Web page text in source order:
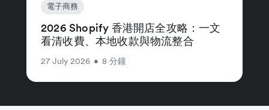
電子商務
2026 Shopify 香港開店全攻略：一文
看清收費、本地收款與物流整合
27 July 2026 • 8 分鐘